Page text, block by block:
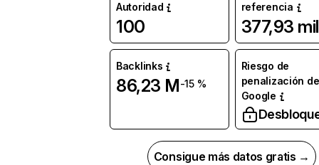
Autoridad
100
referencia
377,93 mil
Backlinks
86,23 M-15 %
Riesgo de
penalización de
Google
Consigue más datos gratis →